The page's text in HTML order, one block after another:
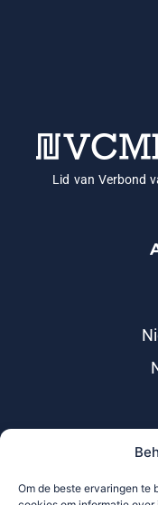
Om de beste ervaringen te
Lid van Verbond